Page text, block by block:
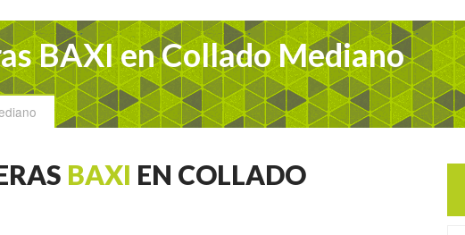
BAXI en Collado Mediano
BAXI EN COLLADO